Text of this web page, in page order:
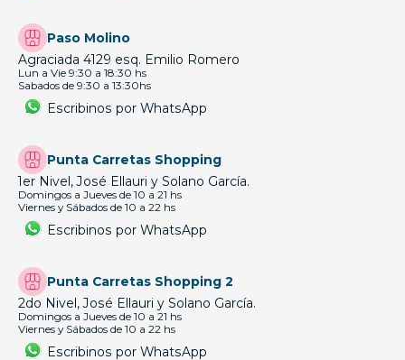
Paso Molino
Agraciada 4129 esq. Emilio Romero
Lun a Vie 9:30 a 18:30 hs
Sabados de 9:30 a 13:30hs
Escribinos por WhatsApp
Punta Carretas Shopping
1er Nivel, José Ellauri y Solano García.
Domingos a Jueves de 10 a 21 hs
Viernes y Sábados de 10 a 22 hs
Escribinos por WhatsApp
Punta Carretas Shopping 2
2do Nivel, José Ellauri y Solano García.
Domingos a Jueves de 10 a 21 hs
Viernes y Sábados de 10 a 22 hs
Escribinos por WhatsApp